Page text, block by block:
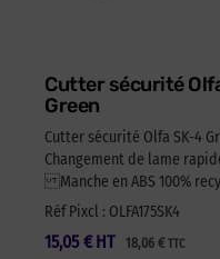
Cutter sécurité
Green
Cutter sécurité Olfa SK-4
Changement de lame
Manche en ABS 100%
Réf Pixcl : OLFA175SK4
15,05 € 18,06 € TTC
HT